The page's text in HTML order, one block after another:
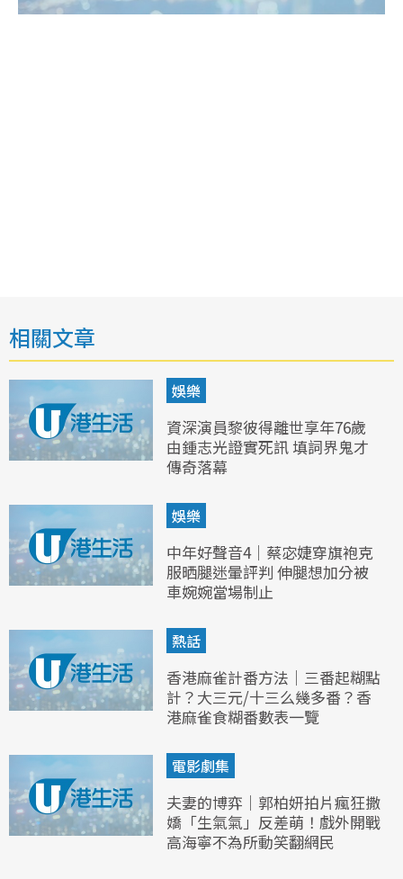
相關文章
娛樂
資深演員黎彼得離世享年76歲
由鍾志光證實死訊 填詞界鬼才
傳奇落幕
娛樂
中年好聲音4｜蔡宓婕穿旗袍克
服晒腿迷暈評判 伸腿想加分被
車婉婉當場制止
熱話
香港麻雀計番方法｜三番起糊點
計？大三元/十三么幾多番？香
港麻雀食糊番數表一覽
電影劇集
夫妻的博弈｜郭柏妍拍片瘋狂撒
嬌「生氣氣」反差萌！戲外開戰
高海寧不為所動笑翻網民